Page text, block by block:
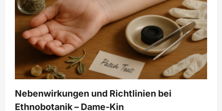
Nebenwirkungen und Richtlinien bei
Ethnobotanik – Dame-Kin